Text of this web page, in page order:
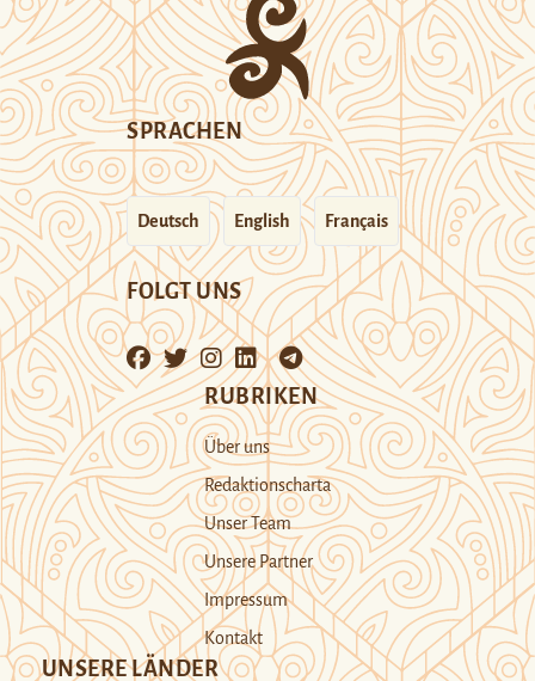
SPRACHEN
Deutsch English Français
FOLGT UNS
RUBRIKEN
Über uns
Redaktionscharta
Unser Team
Unsere Partner
Impressum
Kontakt
UNSERE LÄNDER